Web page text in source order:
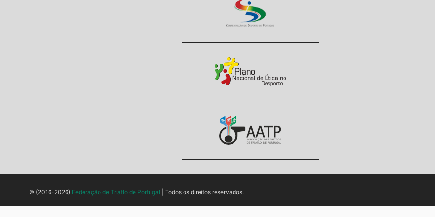
© (2016-2026) Federação de Triatlo de Portugal | Todos os direitos reservados.